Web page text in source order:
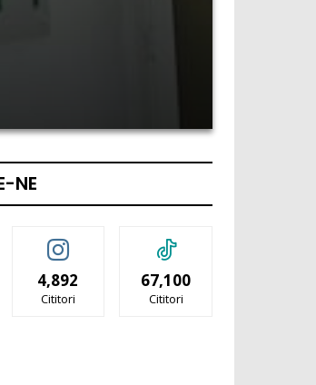
NE
4,892
Cititori
67,100
Cititori